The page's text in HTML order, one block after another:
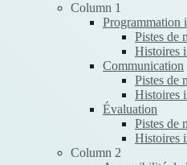
Column 1
Programmation
Pistes de
Histoires
Communication
Pistes de
Histoires
Évaluation
Pistes de
Histoires
Column 2